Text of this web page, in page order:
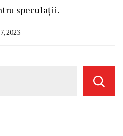
speculații.
2023